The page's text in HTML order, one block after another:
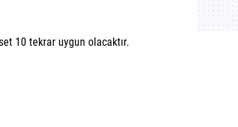
10 tekrar uygun olacaktır.